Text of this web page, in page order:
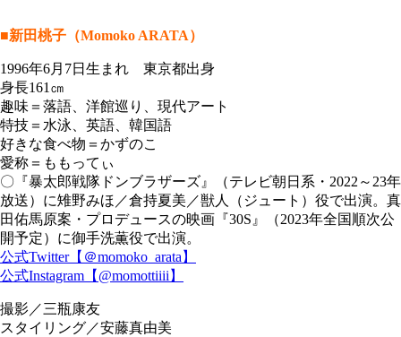
■新田桃子（Momoko ARATA）
1996年6月7日生まれ 東京都出身
身長161㎝
趣味＝落語、洋館巡り、現代アート
特技＝水泳、英語、韓国語
好きな食べ物＝かずのこ
愛称＝ももってぃ
〇『暴太郎戦隊ドンブラザーズ』（テレビ朝日系・2022～23年
放送）に雉野みほ／倉持夏美／獣人（ジュート）役で出演。真
田佑馬原案・プロデュースの映画『30S』（2023年全国順次公
開予定）に御手洗薫役で出演。
公式Twitter【＠momoko_arata】
公式Instagram【@momottiiii】
撮影／三瓶康友
スタイリング／安藤真由美